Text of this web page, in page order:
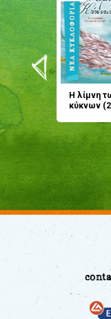
Η λίμνη
κύκνων